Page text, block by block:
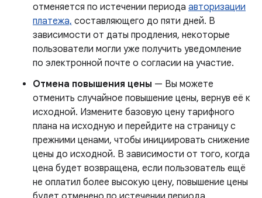
отменяется по истечении периода авторизации
платежа, составляющего до пяти дней. В
зависимости от даты продления, некоторые
пользователи могли уже получить уведомление
по электронной почте о согласии на участие.
Отмена повышения цены — Вы можете
отменить случайное повышение цены, вернув её к
исходной. Измените базовую цену тарифного
плана на исходную и перейдите на страницу с
прежними ценами, чтобы инициировать снижение
цены до исходной. В зависимости от того, когда
цена будет возвращена, если пользователь ещё
не оплатил более высокую цену, повышение цены